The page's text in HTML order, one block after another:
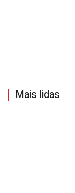
Mais lidas